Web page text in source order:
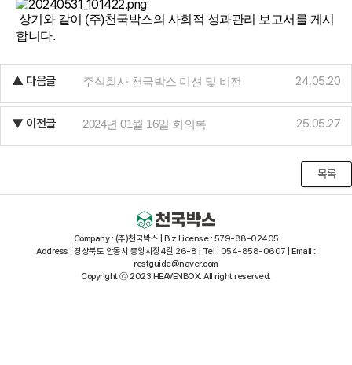
상기와 같이 (주)천국박스의 사회적 성과관리 보고서를 게시
합니다.
▲ 다음글 주식회사 천국박스 미션 및 비전 24.05.20
▼ 이전글 2024년 01월 16일 회의록 25.05.27
목록
Company : (주)천국박스 | Biz License : 579-88-02405
Address : 경상북도 안동시 중앙시장4길 26-8 | Tel : 054-858-0607 | Email :
restguide@naver.com
Copyright ⓒ 2023 HEAVENBOX. All right reserved.